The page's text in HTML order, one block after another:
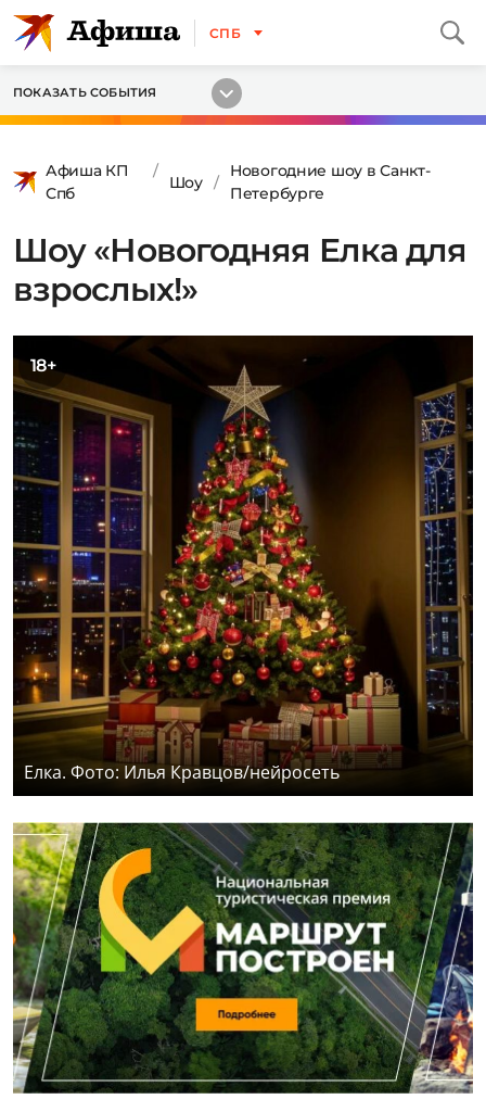
СПБ
ПОКАЗАТЬ СОБЫТИЯ
Афиша КП
Спб
Шоу
Новогодние шоу в Санкт-
Петербурге
Шоу «Новогодняя Елка для
взрослых!»
18+
Елка. Фото: Илья Кравцов/нейросеть